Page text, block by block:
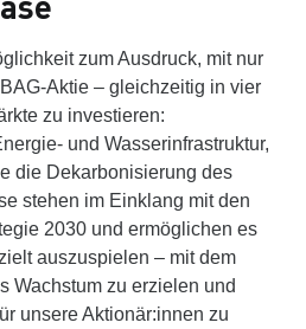
zum Ausdruck, mit nur
Aktie – gleichzeitig in vier
zu investieren:
und Wasserinfrastruktur,
die Dekarbonisierung des
stehen im Einklang mit den
2030 und ermöglichen es
auszuspielen – mit dem
Wachstum zu erzielen und
unsere Aktionär:innen zu